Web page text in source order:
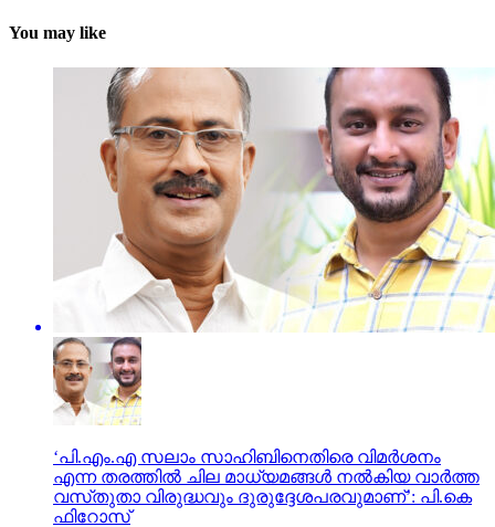
You may like
‘പി.എം.എ സലാം സാഹിബിനെതിരെ വിമർശനം
എന്ന തരത്തിൽ ചില മാധ്യമങ്ങൾ നൽകിയ വാർത്ത
വസ്‌തുതാ വിരുദ്ധവും ദുരുദ്ദേശപരവുമാണ്’: പി.കെ
ഫിറോസ്‌